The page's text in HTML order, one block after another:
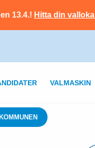
13.4.! Hitta din vallokal
VALMASKIN